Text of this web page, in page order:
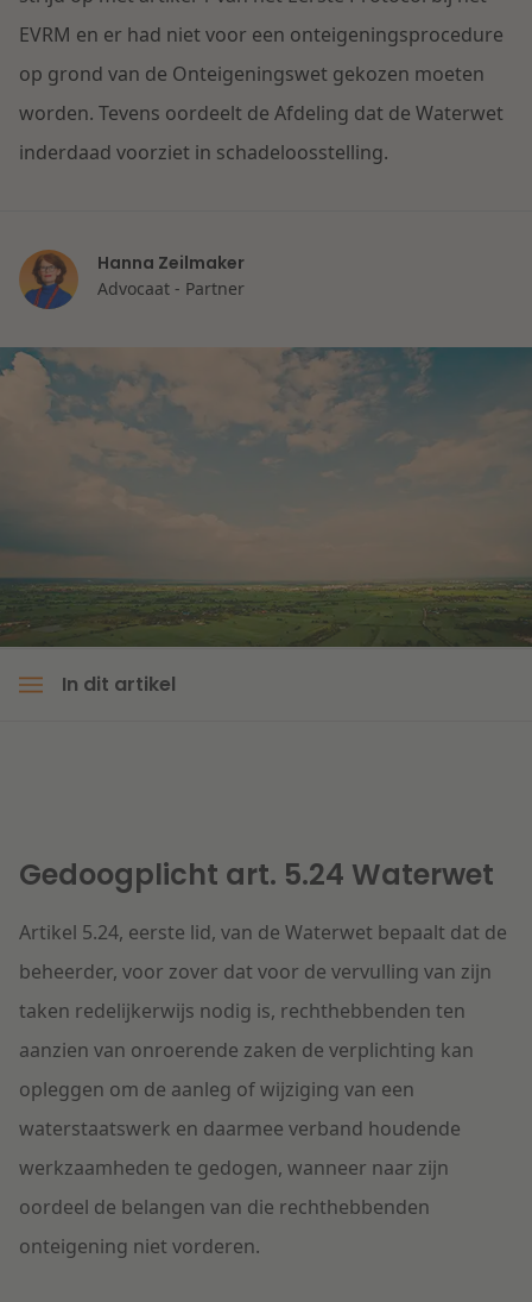
Aansprakelijkheid & Verzekering
Litigation
Dichtbij de wendbare onderneming
EVRM en er had niet voor een onteigeningsprocedure
op grond van de Onteigeningswet gekozen moeten
worden. Tevens oordeelt de Afdeling dat de Waterwet
inderdaad voorziet in schadeloosstelling.
Hanna Zeilmaker
Advocaat - Partner
In dit artikel
Gedoogplicht art. 5.24 Waterwet
Artikel 5.24, eerste lid, van de Waterwet bepaalt dat de
beheerder, voor zover dat voor de vervulling van zijn
taken redelijkerwijs nodig is, rechthebbenden ten
aanzien van onroerende zaken de verplichting kan
opleggen om de aanleg of wijziging van een
waterstaatswerk en daarmee verband houdende
werkzaamheden te gedogen, wanneer naar zijn
oordeel de belangen van die rechthebbenden
onteigening niet vorderen.